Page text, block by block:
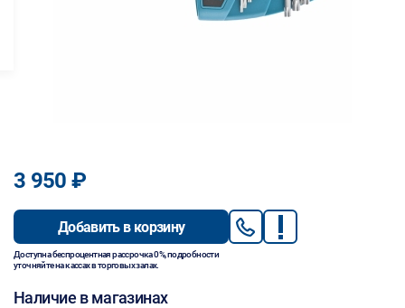
3 950 ₽
Добавить в корзину
Доступна беспроцентная рассрочка 0%, подробности
уточняйте на кассах в торговых залах.
Наличие в магазинах